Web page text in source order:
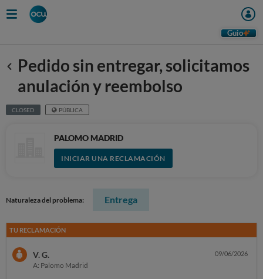
Guio
Anterior
Pedido sin entregar, solicitamos
anulación y reembolso
CLOSED PÚBLICA
PALOMO MADRID
INICIAR UNA RECLAMACIÓN
Naturaleza del problema: Entrega
TU RECLAMACIÓN
V. G.
A: Palomo Madrid
09/06/2026